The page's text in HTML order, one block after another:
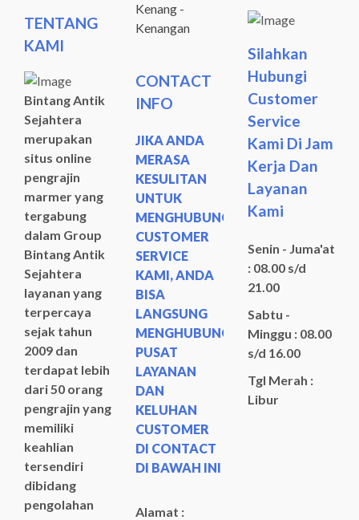
TENTANG
KAMI
Bintang Antik
Sejahtera
merupakan
situs online
pengrajin
marmer yang
tergabung
dalam Group
Bintang Antik
Sejahtera
layanan yang
terpercaya
sejak tahun
2009 dan
terdapat lebih
dari 50 orang
pengrajin yang
memiliki
keahlian
tersendiri
dibidang
pengolahan
Kenang -
Kenangan
CONTACT
INFO
JIKA ANDA
MERASA
KESULITAN
UNTUK
MENGHUBUNGI
CUSTOMER
SERVICE
KAMI, ANDA
BISA
LANGSUNG
MENGHUBUNGI
PUSAT
LAYANAN
DAN
KELUHAN
CUSTOMER
DI CONTACT
DI BAWAH INI
Alamat :
Silahkan
Hubungi
Customer
Service
Kami Di Jam
Kerja Dan
Layanan
Kami
Senin - Juma'at
: 08.00 s/d
21.00
Sabtu -
Minggu : 08.00
s/d 16.00
Tgl Merah :
Libur